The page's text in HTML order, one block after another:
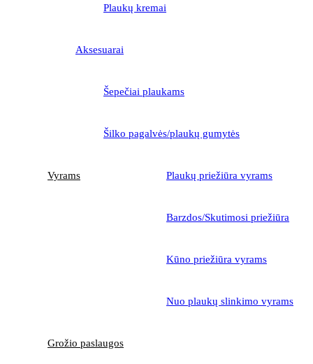
Plaukų kremai
Aksesuarai
Šepečiai plaukams
Šilko pagalvės/plaukų gumytės
Vyrams Plaukų priežiūra vyrams
Barzdos/Skutimosi priežiūra
Kūno priežiūra vyrams
Nuo plaukų slinkimo vyrams
Grožio paslaugos